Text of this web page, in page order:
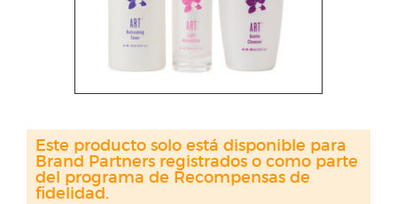
Este producto solo está disponible para
Brand Partners registrados o como parte
del programa de Recompensas de
fidelidad.